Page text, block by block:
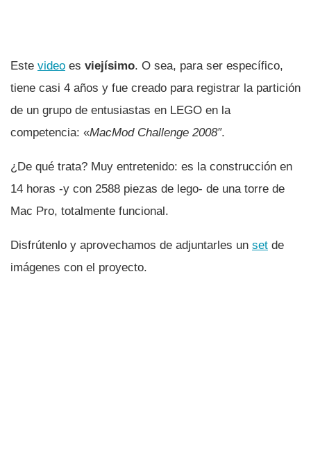
Este video es viejí­simo. O sea, para ser especí­fico,
tiene casi 4 años y fue creado para registrar la partición
de un grupo de entusiastas en LEGO en la
competencia: «MacMod Challenge 2008″.
¿De qué trata? Muy entretenido: es la construcción en
14 horas -y con 2588 piezas de lego- de una torre de
Mac Pro, totalmente funcional.
Disfrútenlo y aprovechamos de adjuntarles un set de
imágenes con el proyecto.